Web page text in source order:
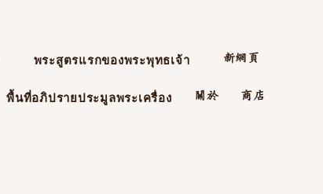
พระสูตรแรกของพระพุทธเจ้า 新網頁
พื้นที่อภิปรายประมูลพระเครื่อง 關於 商店